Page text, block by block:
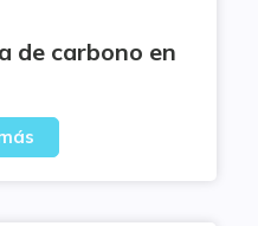
de carbono en